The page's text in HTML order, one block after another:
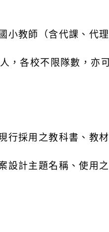
小教師（含代課、代
人，各校不限隊數，亦
行採用之教科書、教
設計主題名稱、使用